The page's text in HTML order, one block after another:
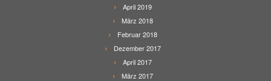
April 2019
März 2018
Februar 2018
Dezember 2017
April 2017
März 2017